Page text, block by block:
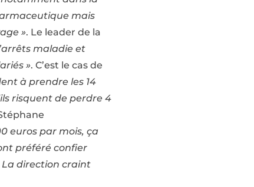
mais
». Le leader de la
maladie et
». C’est le cas de
à prendre les 14
risquent de perdre 4
euros par mois, ça
préféré confier
La direction craint